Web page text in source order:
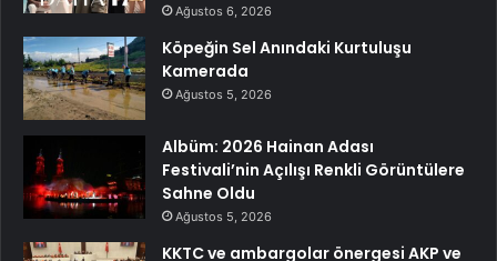
Ağustos 6, 2026
Köpeğin Sel Anındaki Kurtuluşu
Kamerada
Ağustos 5, 2026
Albüm: 2026 Hainan Adası
Festivali’nin Açılışı Renkli Görüntülere
Sahne Oldu
Ağustos 5, 2026
KKTC ve ambargolar önergesi AKP ve